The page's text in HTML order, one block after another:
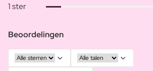
1 ster
Beoordelingen